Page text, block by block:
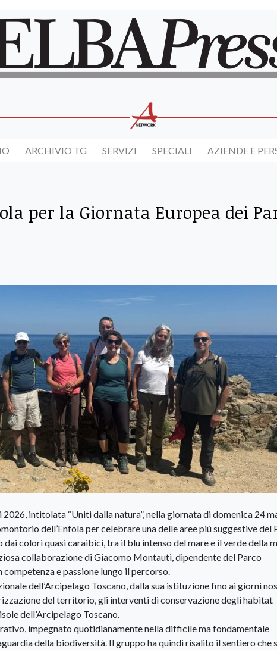
ARCHIVIO TG SERVIZI SPECIALI AZIENDE E
per la Giornata Europea dei
intitolata “Uniti dalla natura”, nella giornata di domenica 24
dell’Enfola per celebrare una delle aree più suggestive del
colori quasi caraibici, tra il blu intenso del mare e il verde della
collaborazione di Giacomo Montauti, dipendente del Parco
e passione lungo il percorso.
dell’Arcipelago Toscano, dalla sua istituzione fino ai giorni
del territorio, gli interventi di conservazione degli habitat
dell’Arcipelago Toscano.
impegnato quotidianamente nella difficile ma fondamentale
della biodiversità. Il gruppo ha quindi risalito il sentiero che